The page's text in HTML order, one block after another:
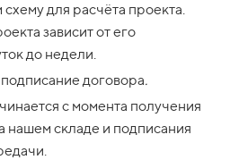
для расчёта проекта.
зависит от его
до недели.
договора.
с момента получения
нашем складе и подписания